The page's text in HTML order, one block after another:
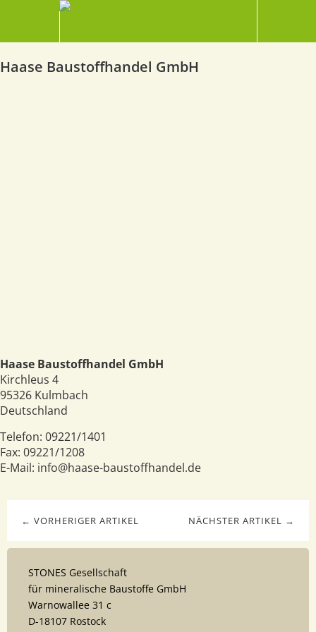
Haase Baustoffhandel GmbH
Haase Baustoffhandel GmbH
Kirchleus 4
95326 Kulmbach
Deutschland
Telefon: 09221/1401
Fax: 09221/1208
E-Mail: info@haase-baustoffhandel.de
NÄCHSTER ARTIKEL →
← VORHERIGER ARTIKEL
STONES Gesellschaft
für mineralische Baustoffe GmbH
Warnowallee 31 c
D-18107 Rostock